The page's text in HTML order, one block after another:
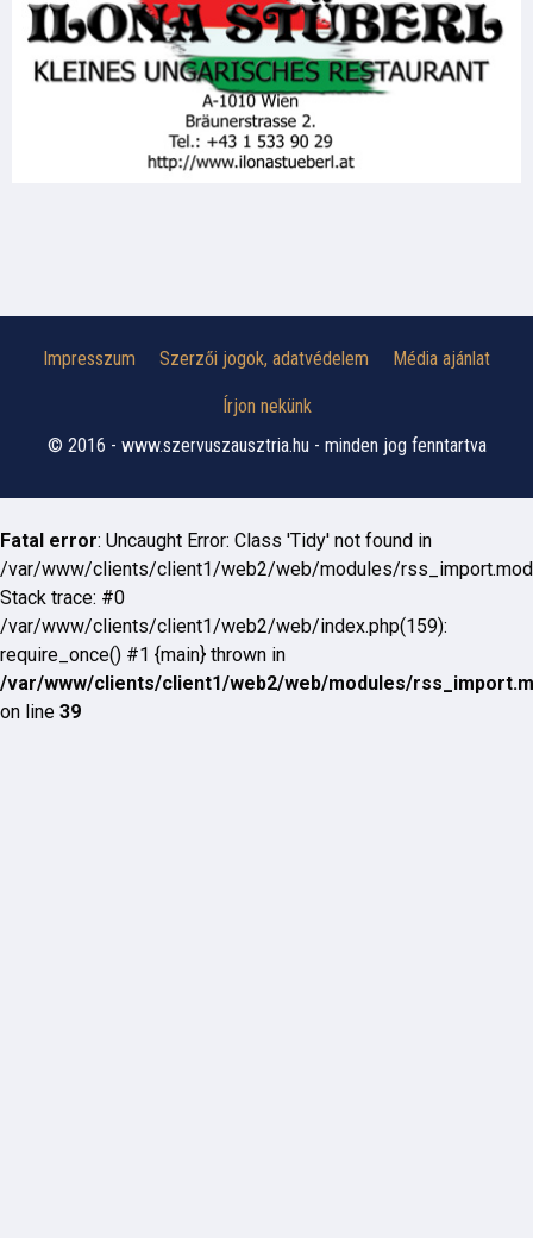
Impresszum Szerzői jogok, adatvédelem Média ajánlat
Írjon nekünk
© 2016 - www.szervuszausztria.hu - minden jog fenntartva
Fatal error: Uncaught Error: Class 'Tidy' not found in
/var/www/clients/client1/web2/web/modules/
Stack trace: #0
/var/www/clients/client1/web2/web/index.php(159):
require_once() #1 {main} thrown in
/var/www/clients/client1/web2/web/modules/
on line 39